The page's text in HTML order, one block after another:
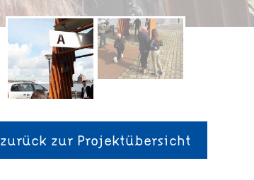
zurück zur Projektübersicht